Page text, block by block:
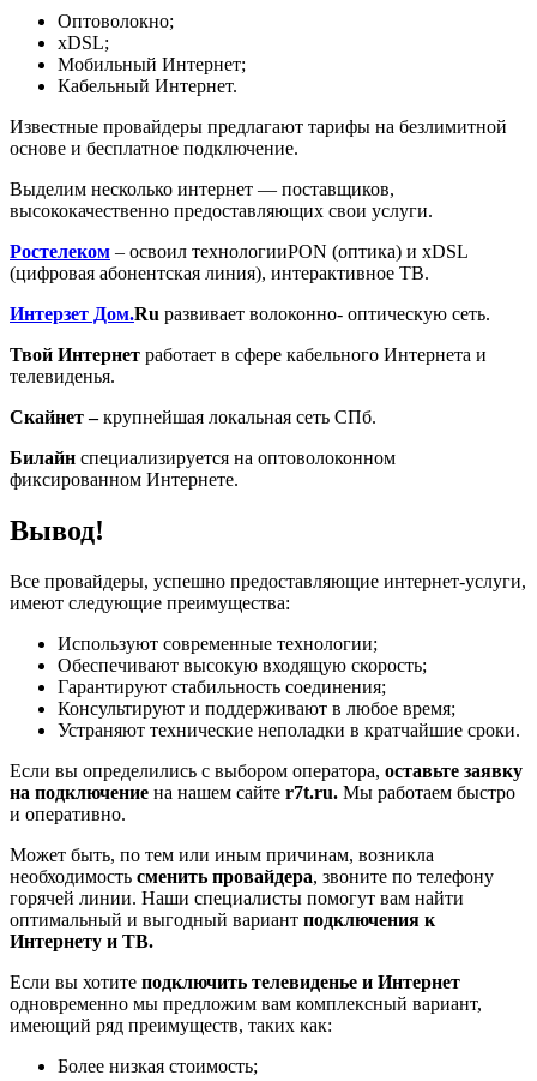
Оптоволокно;
xDSL;
Мобильный Интернет;
Кабельный Интернет.
Известные провайдеры предлагают тарифы на безлимитной
основе и бесплатное подключение.
Выделим несколько интернет — поставщиков,
высококачественно предоставляющих свои услуги.
Ростелеком – освоил технологииPON (оптика) и xDSL
(цифровая абонентская линия), интерактивное ТВ.
Интерзет Дом.Ru развивает волоконно- оптическую сеть.
Твой Интернет работает в сфере кабельного Интернета и
телевиденья.
Скайнет –крупнейшая локальная сеть СПб.
Билайн специализируется на оптоволоконном
фиксированном Интернете.
Вывод!
Все провайдеры, успешно предоставляющие интернет-услуги,
имеют следующие преимущества:
Используют современные технологии;
Обеспечивают высокую входящую скорость;
Гарантируют стабильность соединения;
Консультируют и поддерживают в любое время;
Устраняют технические неполадки в кратчайшие сроки.
Если вы определились с выбором оператора, оставьте заявку
на подключение на нашем сайте r7t.ru. Мы работаем быстро
и оперативно.
Может быть, по тем или иным причинам, возникла
необходимость сменить провайдера, звоните по телефону
горячей линии. Наши специалисты помогут вам найти
оптимальный и выгодный вариант подключения к
Интернету и ТВ.
Если вы хотите подключить телевиденье и Интернет
одновременно мы предложим вам комплексный вариант,
имеющий ряд преимуществ, таких как:
Более низкая стоимость;